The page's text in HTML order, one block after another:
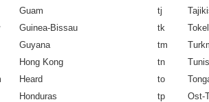
Guam
Guinea-Bissau
Guyana
Hong Kong
Heard
Honduras
tj
tk
tm
tn
to
tp
Ost-